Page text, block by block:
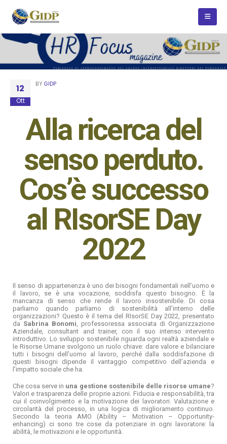
12
Ott
BY GIDP
Alla ricerca del
senso perduto.
Cos’è successo
al RIsorSE Day
2022
Il senso di appartenenza è uno dei bisogni fondamentali nell’uomo e
il lavoro, se è una vocazione, soddisfa questo bisogno. È la
mancanza di senso che rende il lavoro insostenibile. Di cosa
parliamo quando parliamo di sostenibilità all’interno delle
organizzazioni? Questo è il tema del RIsorSE Day 2022, presentato
da Sabrina Bonomi , professoressa associata di Organizzazione
Aziendale, consultant and trainer, con il suo intenso intervento
introduttivo. Lo sviluppo sostenibile riguarda ogni realtà aziendale e
le Risorse Umane svolgono un ruolo chiave: dare valore e bilanciare
tutti i bisogni dell’uomo al lavoro, perché dalla soddisfazione di
questi bisogni dipende il vantaggio competitivo dell’azienda e
l’impatto sociale che ha.
Che cosa serve in una gestione sostenibile delle risorse umane?
Valori e trasparenza delle proprie azioni. Fiducia e responsabilità, tra
cui il coinvolgimento e la motivazione dei lavoratori. Valutazione e
circolarità del processo, in una logica di miglioramento continuo.
Secondo lateoria AMO (Ability – Motivation – Opportunity-
enhancing) ci sono tre cose da potenziare in ogni lavoratore: la
abilità, le motivazioni e le opportunità.